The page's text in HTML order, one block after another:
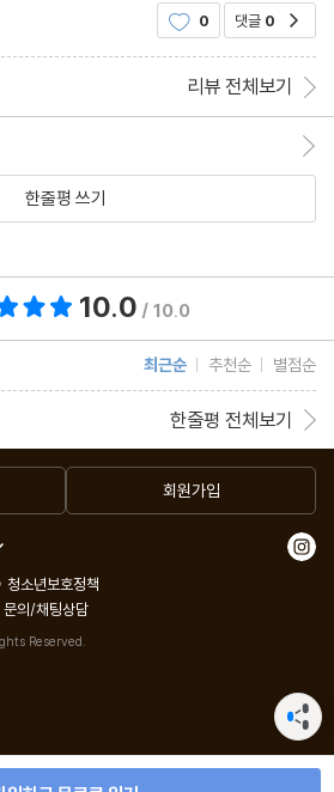
흐리멍덩해
0 댓글 0
리뷰 전체보기
한줄평 쓰기
10.0 / 10.0
최근순 추천순 별점순
한줄평 전체보기
회원가입
청소년보호정책
의/채팅상담
Reserved.